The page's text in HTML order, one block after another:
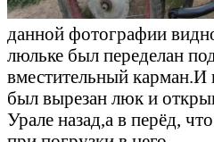
данной фотографии
люльке был переделан
вместительный карман.И
был вырезан люк и
Урале назад,а в перёд,